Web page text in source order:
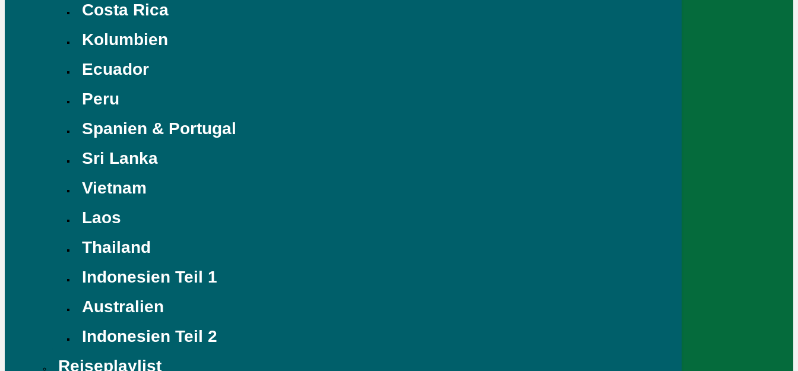
Costa Rica
Kolumbien
Ecuador
Peru
Spanien & Portugal
Sri Lanka
Vietnam
Laos
Thailand
Indonesien Teil 1
Australien
Indonesien Teil 2
Reiseplaylist